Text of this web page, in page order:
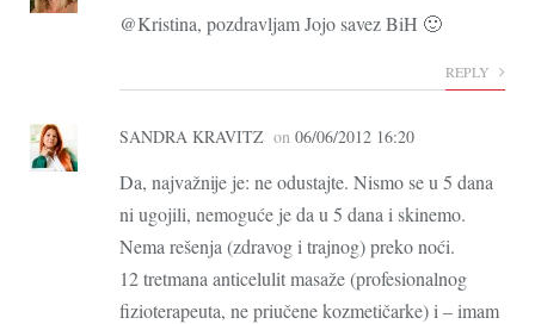
@Kristina, pozdravljam Jojo savez BiH 🙂
REPLY
SANDRA KRAVITZ on 06/06/2012 16:20
Da, najvažnije je: ne odustajte. Nismo se u 5 dana
ni ugojili, nemoguće je da u 5 dana i skinemo.
Nema rešenja (zdravog i trajnog) preko noći.
12 tretmana anticelulit masaže (profesionalnog
fizioterapeuta, ne priučene kozmetičarke) i – imam